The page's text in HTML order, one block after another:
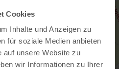
Cookies
Inhalte und Anzeigen zu
für soziale Medien anbieten
auf unsere Website zu
wir Informationen zu Ihrer